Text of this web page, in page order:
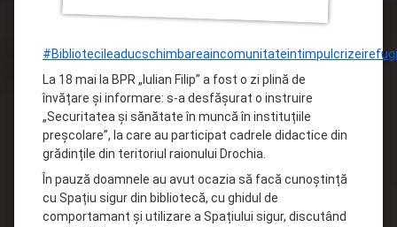
La 18 mai la BPR „Iulian Filip” a fost o zi plină de
învățare și informare: s-a desfășurat o instruire
„Securitatea și sănătate în muncă în instituțiile
preșcolare”, la care au participat cadrele didactice din
grădințile din teritoriul raionului Drochia.
În pauză doamnele au avut ocazia să facă cunoștință
cu Spațiu sigur din bibliotecă, cu ghidul de
comportamant și utilizare a Spațiului sigur, discutând